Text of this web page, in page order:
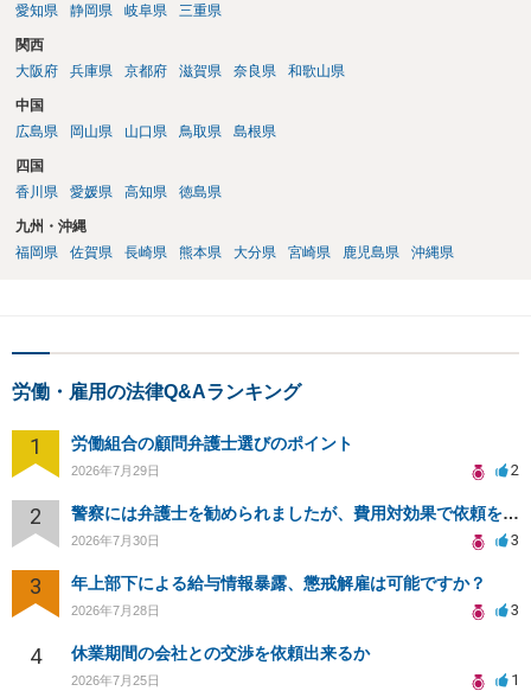
愛知県
静岡県 岐阜県 三重県
関西
大阪府
兵庫県 京都府 滋賀県 奈良県 和歌山県
中国
広島県
岡山県 山口県 鳥取県 島根県
四国
香川県
愛媛県 高知県 徳島県
九州・沖縄
福岡県
佐賀県 長崎県 熊本県 大分県 宮崎県 鹿児島県 沖縄県
労働・雇用の法律Q&Aランキング
1 労働組合の顧問弁護士選びのポイント
2026年7月29日 2
2 警察には弁護士を勧められましたが、費用対効果で依頼をすることを躊躇しています。
2026年7月30日 3
3 年上部下による給与情報暴露、懲戒解雇は可能ですか？
2026年7月28日 3
4 休業期間の会社との交渉を依頼出来るか
2026年7月25日 1